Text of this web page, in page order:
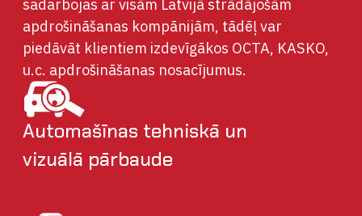
sadarbojas ar visām Latvijā strādājošām
apdrošināšanas kompānijām, tādēļ var
piedāvāt klientiem izdevīgākos OCTA, KASKO,
u.c. apdrošināšanas nosacījumus.
Automašīnas tehniskā un
vizuālā pārbaude